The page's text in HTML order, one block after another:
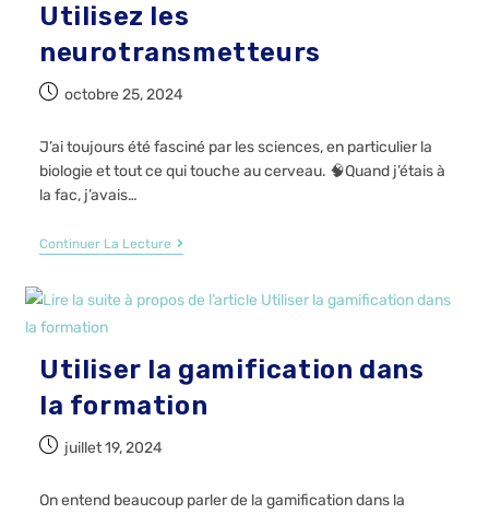
Utilisez les
neurotransmetteurs
octobre 25, 2024
J’ai toujours été fasciné par les sciences, en particulier la
biologie et tout ce qui touche au cerveau. 🧠Quand j’étais à
la fac, j’avais…
Continuer La Lecture
Utiliser la gamification dans
la formation
juillet 19, 2024
On entend beaucoup parler de la gamification dans la